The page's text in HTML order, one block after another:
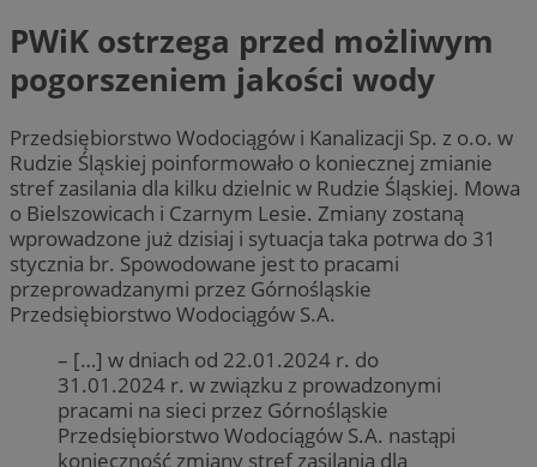
PWiK ostrzega przed możliwym
pogorszeniem jakości wody
Przedsiębiorstwo Wodociągów i Kanalizacji Sp. z o.o. w
Rudzie Śląskiej poinformowało o koniecznej zmianie
stref zasilania dla kilku dzielnic w Rudzie Śląskiej. Mowa
o Bielszowicach i Czarnym Lesie. Zmiany zostaną
wprowadzone już dzisiaj i sytuacja taka potrwa do 31
stycznia br. Spowodowane jest to pracami
przeprowadzanymi przez Górnośląskie
Przedsiębiorstwo Wodociągów S.A.
– […] w dniach od 22.01.2024 r. do
31.01.2024 r. w związku z prowadzonymi
pracami na sieci przez Górnośląskie
Przedsiębiorstwo Wodociągów S.A. nastąpi
konieczność zmiany stref zasilania dla